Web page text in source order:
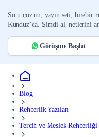
Soru çözüm, yayın seti, birebir
Kunduz’da. Şimdi al, netlerini
Görüşme Başlat
Blog
Rehberlik Yazıları
Tercih ve Meslek Rehberliği